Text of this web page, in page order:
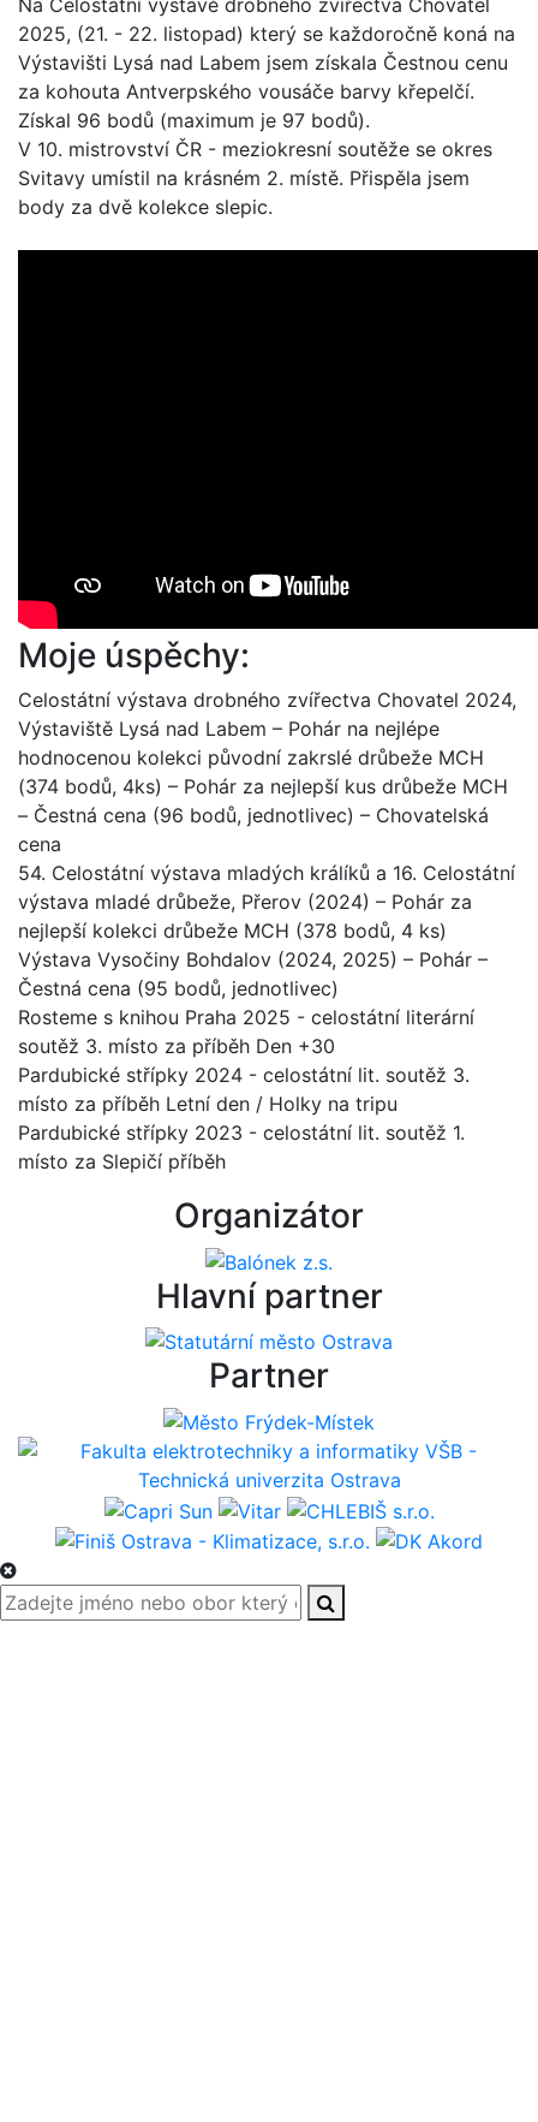
Moje úspěchy:
Celostátní výstava drobného zvířectva Chovatel 2024,
Výstaviště Lysá nad Labem – Pohár na nejlépe
hodnocenou kolekci původní zakrslé drůbeže MCH
(374 bodů, 4ks) – Pohár za nejlepší kus drůbeže MCH
– Čestná cena (96 bodů, jednotlivec) – Chovatelská
cena
54. Celostátní výstava mladých králíků a 16. Celostátní
výstava mladé drůbeže, Přerov (2024) – Pohár za
nejlepší kolekci drůbeže MCH (378 bodů, 4 ks)
Výstava Vysočiny Bohdalov (2024, 2025) – Pohár –
Čestná cena (95 bodů, jednotlivec)
Rosteme s knihou Praha 2025 - celostátní literární
soutěž 3. místo za příběh Den +30
Pardubické střípky 2024 - celostátní lit. soutěž 3.
místo za příběh Letní den / Holky na tripu
Pardubické střípky 2023 - celostátní lit. soutěž 1.
místo za Slepičí příběh
Na Celostátní výstavě drobného zvířectva Chovatel
2025, (21. - 22. listopad) který se každoročně koná na
Výstavišti Lysá nad Labem jsem získala Čestnou cenu
za kohouta Antverpského vousáče barvy křepelčí.
Získal 96 bodů (maximum je 97 bodů).
V 10. mistrovství ČR - meziokresní soutěže se okres
Svitavy umístil na krásném 2. místě. Přispěla jsem
body za dvě kolekce slepic.
Organizátor
Hlavní partner
Partner